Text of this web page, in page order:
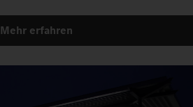
Mehr erfahren